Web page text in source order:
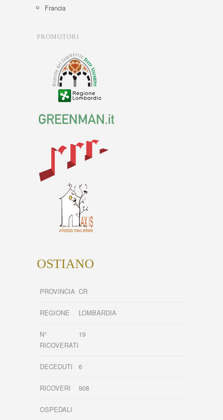
Francia
PROMOTORI
OSTIANO
PROVINCIA CR
REGIONE LOMBARDIA
N°
RICOVERATI
19
DECEDUTI 6
RICOVERI 908
OSPEDALI